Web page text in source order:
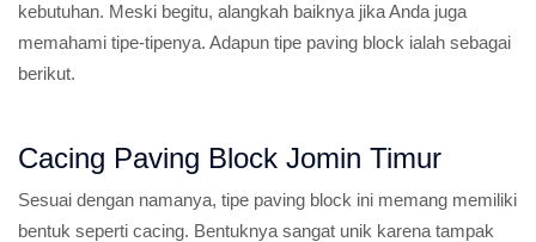
kebutuhan. Meski begitu, alangkah baiknya jika Anda juga
memahami tipe-tipenya. Adapun tipe paving block ialah sebagai
berikut.
Cacing Paving Block Jomin Timur
Sesuai dengan namanya, tipe paving block ini memang memiliki
bentuk seperti cacing. Bentuknya sangat unik karena tampak